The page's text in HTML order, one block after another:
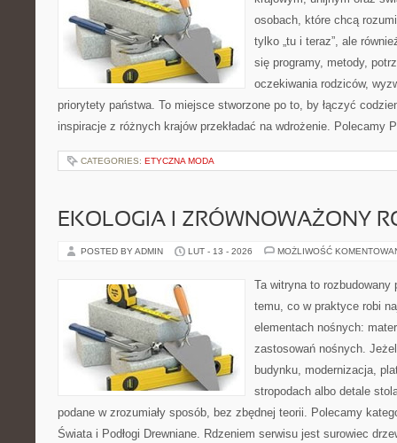
osobach, które chcą
tylko „tu i teraz”, ale
się programy, metody,
oczekiwania rodziców,
priorytety państwa. To miejsce stworzone po to, by łączyć
inspiracje z różnych krajów przekładać na wdrożenie. Polecamy
CATEGORIES: ETYCZNA MODA
EKOLOGIA I ZRÓWNOWAŻONY
POSTED BY ADMIN LUT - 13 - 2026 MOŻLIWOŚĆ
Ta witryna to rozbudowany
temu, co w praktyce robi
elementach nośnych:
zastosowań nośnych.
budynku, modernizacja,
stropodach albo detale
podane w zrozumiały sposób, bez zbędnej teorii. Polecamy
Świata i Podłogi Drewniane. Rdzeniem serwisu jest surowiec